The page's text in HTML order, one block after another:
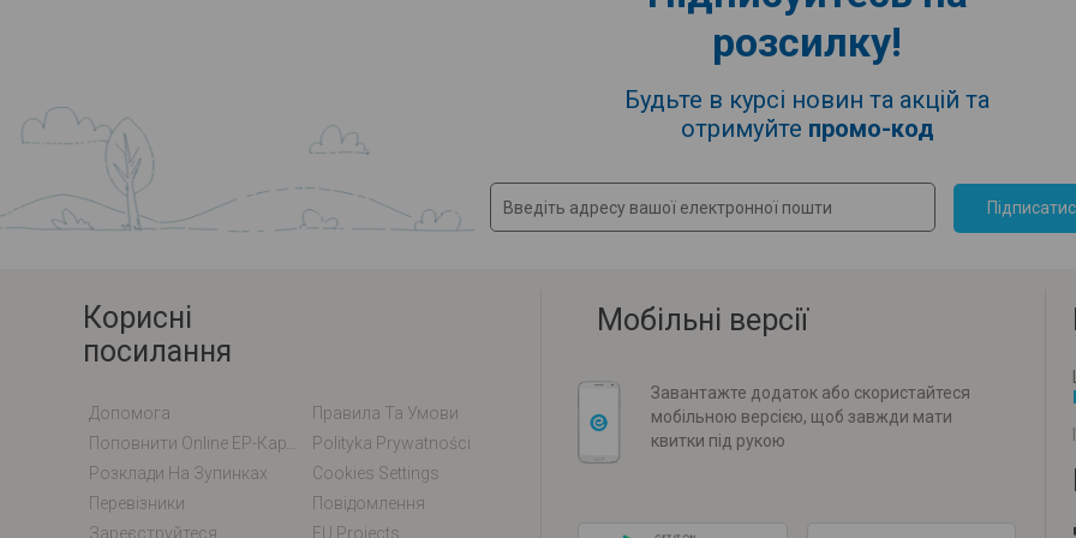
розсилку!
Будьте в курсі новин та акцій та
отримуйте промо-код
Корисні
посилання
Допомога
Правила Та Умови
Polityka Prywatności
Розклади На Зупинках
Cookies Settings
Перевізники
Повідомлення
Зареєструйтеся
EU Projects
Мобільні версії
Завантажте додаток або скористайтеся
мобільною версією, щоб завжди мати
квитки під рукою